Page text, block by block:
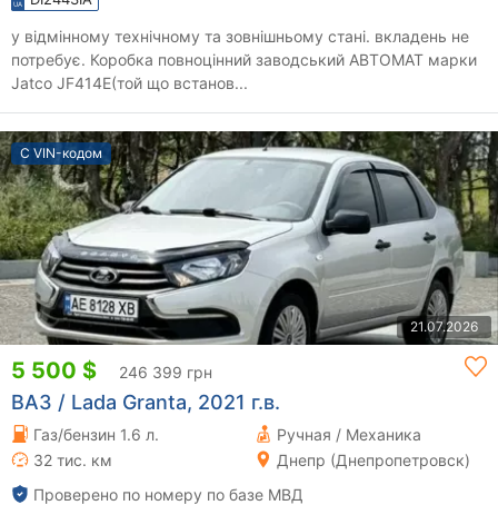
у відмінному технічному та зовнішньому стані. вкладень не
потребує. Коробка повноцінний заводський АВТОМАТ марки
Jatco JF414E(той що встанов...
С VIN-кодом
21.07.2026
5 500 $ 246 399 грн
ВАЗ / Lada Granta, 2021 г.в.
Газ/бензин 1.6 л.
Ручная / Механика
32 тис. км
Днепр (Днепропетровск)
Проверено по номеру по базе МВД